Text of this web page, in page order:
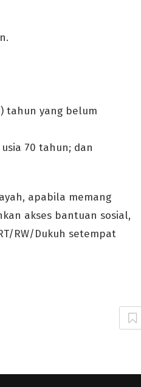
tahun yang belum
70 tahun; dan
apabila memang
akses bantuan sosial,
RW/Dukuh setempat